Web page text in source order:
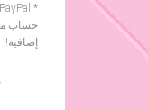
حساب
إضافية!